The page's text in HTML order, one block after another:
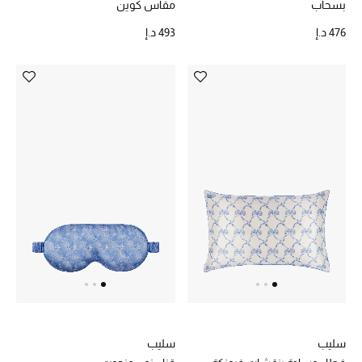
العناية بالشعر
الصحة والعافية
بسحاب
476 د.إ
مقاس كوين
493 د.إ
سليب
سليب